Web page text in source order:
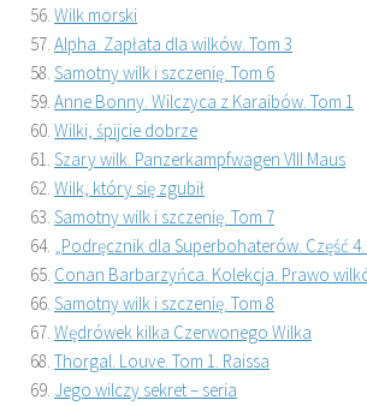
Wilk morski
Alpha. Zapłata dla wilków. Tom 3
Samotny wilk i szczenię. Tom 6
Anne Bonny. Wilczyca z Karaibów. Tom 1
Wilki, śpijcie dobrze
Szary wilk. Panzerkampfwagen VIII Maus
Wilk, który się zgubił
Samotny wilk i szczenię. Tom 7
„Podręcznik dla Superbohaterów. Część
Conan Barbarzyńca. Kolekcja. Prawo
Samotny wilk i szczenię. Tom 8
Wędrówek kilka Czerwonego Wilka
Thorgal. Louve. Tom 1. Raissa
Jego wilczy sekret – seria